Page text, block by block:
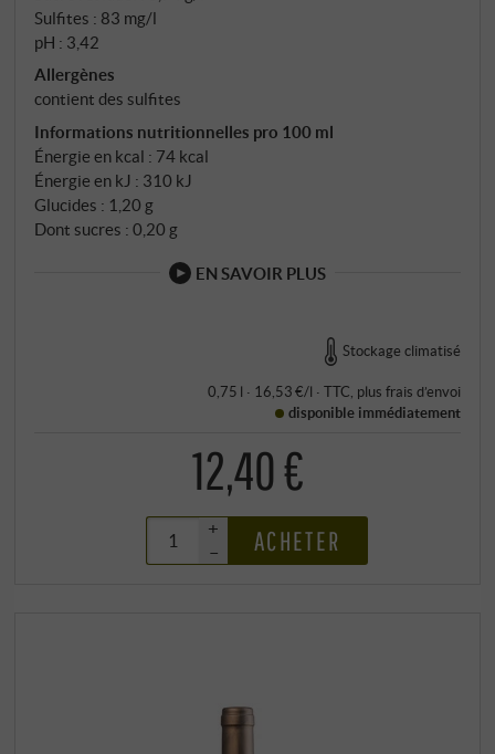
Sulfites : 83 mg/l
pH : 3,42
Allergènes
contient des sulfites
Informations nutritionnelles pro 100 ml
Énergie en kcal : 74 kcal
Énergie en kJ : 310 kJ
Glucides : 1,20 g
Dont sucres : 0,20 g
EN SAVOIR PLUS
Stockage climatisé
0,75 l · 16,53 €/l · TTC , plus frais d’envoi
disponible immédiatement
12,40 €
+
–
ACHETER